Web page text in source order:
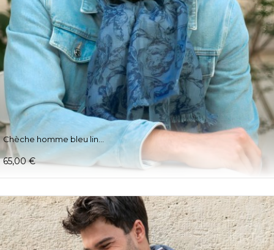
Chèche homme bleu lin...
65,00 €